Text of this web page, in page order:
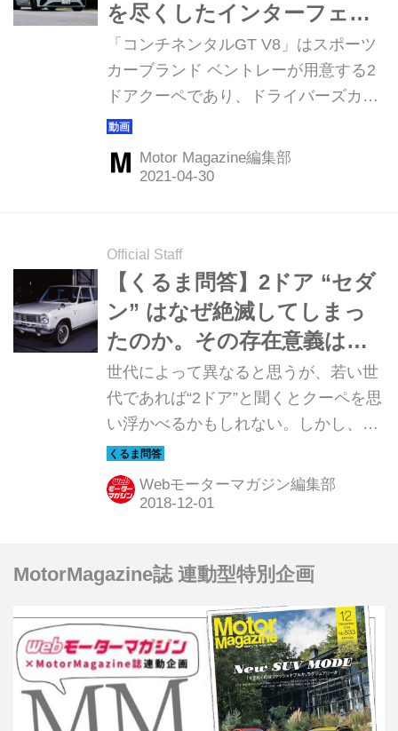
を尽くしたインターフェイ
スを目にしながら心地良い
乗り心地に身を委ねる
「コンチネンタルGT V8」はスポーツ
カーブランド ベントレーが用意する2
ドアクーペであり、ドライバーズカー
である。その名のとおりV8の4L ツイ
ンターボエンジンを搭載したモデルで
あるが、よくあるスポーツカーとは一
グなどさまざまなシーンで、このプレ
ミアムスポーツクーペの「贅」を味わ
ってきた。
Motor Magazine編集部
Official Staff
【くるま問答】2ドア “セダ
ン” はなぜ絶滅してしまっ
たのか。その存在意義はな
んだったのか
世代によって異なると思うが、若い世
代であれば“2ドア”と聞くとクーペを思
い浮かべるかもしれない。しかし、過
去には2ドアセダンが主流の時代が続
いていた。ではなぜ2ドアセダンが生
まれ、そして消えていったのか、モー
Webモーターマガジン編集部
MotorMagazine誌 連動型特別企画